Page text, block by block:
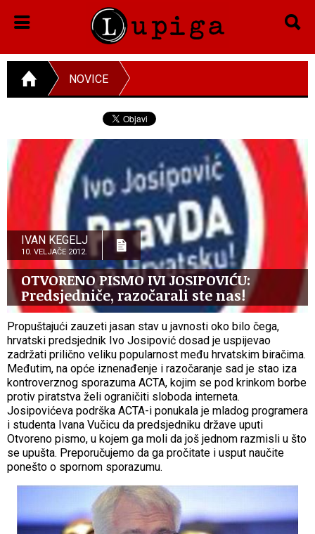
NOVICE
IVAN KEGELJ
10. VELJAČE 2012.
OTVORENO PISMO IVI JOSIPOVIĆU:
Predsjedniče, razočarali ste nas!
Propuštajući zauzeti jasan stav u javnosti oko bilo čega,
hrvatski predsjednik Ivo Josipović dosad je uspijevao
zadržati prilično veliku popularnost među hrvatskim biračima.
Međutim, na opće iznenađenje i razočaranje sad je stao iza
kontroverznog sporazuma ACTA, kojim se pod krinkom borbe
protiv piratstva želi ograničiti sloboda interneta.
Josipovićeva podrška ACTA-i ponukala je mladog programera
i studenta Ivana Vučicu da predsjedniku države uputi
Otvoreno pismo, u kojem ga moli da još jednom razmisli u što
se upušta. Preporučujemo da ga pročitate i usput naučite
ponešto o spornom sporazumu.